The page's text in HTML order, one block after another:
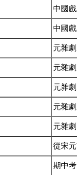
中國
中國
元雜
元雜
元雜
元雜
元雜
從宋
期中